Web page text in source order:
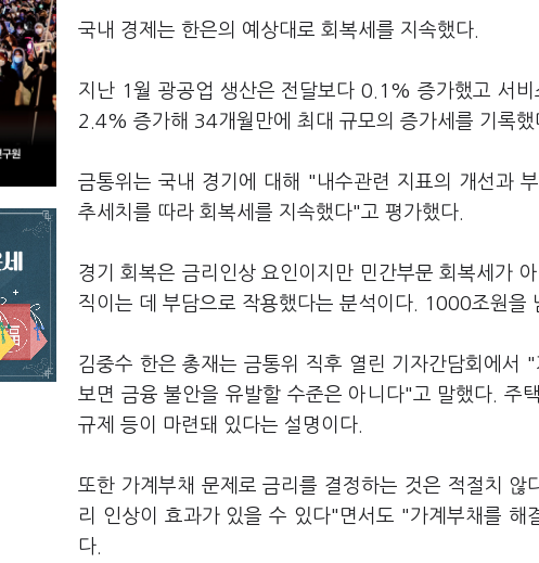
국내 경제는 한은의 예상대로 회복세를 지속했다.
지난 1월 광공업 생산은 전달보다 0.1% 증가했고 서
2.4% 증가해 34개월만에 최대 규모의 증가세를 기록했
금통위는 국내 경기에 대해 "내수관련 지표의 개선과
추세치를 따라 회복세를 지속했다"고 평가했다.
경기 회복은 금리인상 요인이지만 민간부문 회복세가
직이는 데 부담으로 작용했다는 분석이다. 1000조원을
김중수 한은 총재는 금통위 직후 열린 기자간담회에서
보면 금융 불안을 유발할 수준은 아니다"고 말했다. 주
규제 등이 마련돼 있다는 설명이다.
또한 가계부채 문제로 금리를 결정하는 것은 적절치
리 인상이 효과가 있을 수 있다"면서도 "가계부채를 해
다.